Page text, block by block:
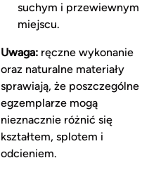
suchym i przewiewnym
miejscu.
Uwaga:ręczne wykonanie
oraz naturalne materiały
sprawiają, że poszczególne
egzemplarze mogą
nieznacznie różnić się
kształtem, splotem i
odcieniem.